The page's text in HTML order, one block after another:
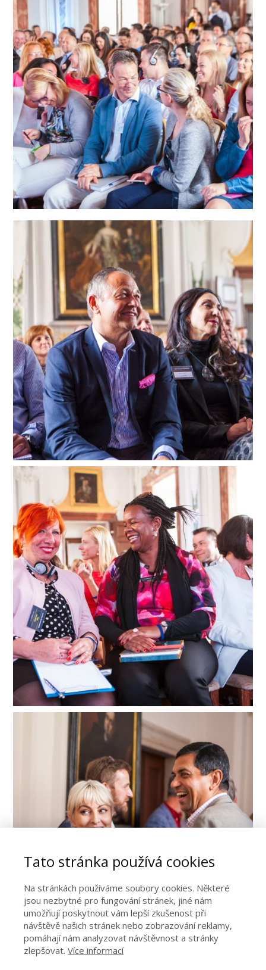
Tato stránka používá cookies
Na stránkách používáme soubory cookies. Některé
jsou nezbytné pro fungování stránek, jiné nám
umožňují poskytnout vám lepší zkušenost při
návštěvě našich stránek nebo zobrazování reklamy,
pomáhají nám analyzovat návštěvnost a stránky
zlepšovat. Více informací